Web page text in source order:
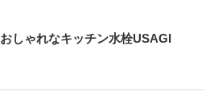
おしゃれなキッチン水栓USAGI